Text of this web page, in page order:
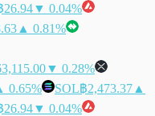
26.94▼ 0.04%
▲ 0.81%
▼ 0.28%
0.65% SOL฿2,473.37 ▲
26.94▼ 0.04%